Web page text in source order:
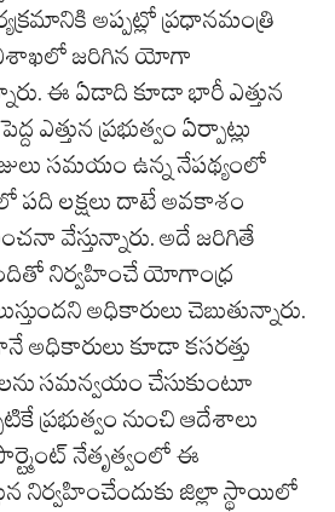
అప్పట్లో ప్రధానమంత్రి
జరిగిన యోగా
ఈ ఏడాది కూడా భారీ ఎత్తున
ఎత్తున ప్రభుత్వం ఏర్పాట్లు
సమయం ఉన్న నేపథ్యంలో
పది లక్షలు దాటే అవకాశం
వేస్తున్నారు. అదే జరిగితే
నిర్వహించే యోగాంధ్ర
అధికారులు చెబుతున్నారు.
అధికారులు కూడా కసరత్తు
సమన్వయం చేసుకుంటూ
ప్రభుత్వం నుంచి ఆదేశాలు
నేతృత్వంలో ఈ
నిర్వహించేందుకు జిల్లా స్థాయిలో